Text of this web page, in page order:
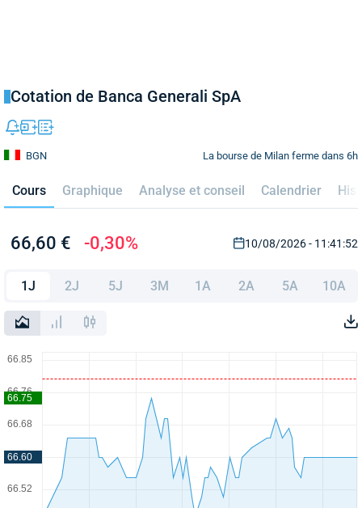
Cotation de Banca Generali SpA
La bourse de Milan ferme dans 6h
BGN
Cours Graphique Analyse et conseil Calendrier
66,60 € -0,30% 10/08/2026 - 11:41:52
1J 2J 5J 3M 1A 2A 5A 10A